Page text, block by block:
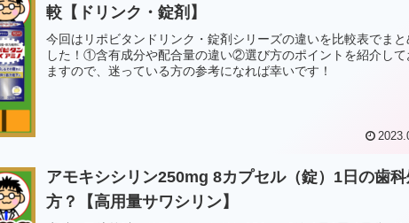
較【ドリンク・錠剤】
今回はリポビタンドリンク・錠剤シリーズの違いを比較表でまと
した！①含有成分や配合量の違い②選び方のポイントを紹介して
ますので、迷っている方の参考になれば幸いです！
アモキシシリン250mg 8カプセル（錠）1日の歯
方？【高用量サワシリン】